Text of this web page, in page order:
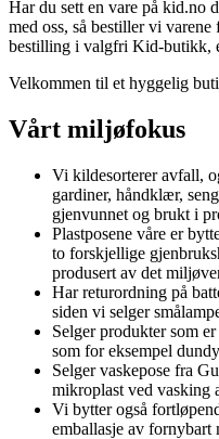
Har du sett en vare på kid.no
med oss, så bestiller vi
bestilling i valgfri Kid-butikk,
Velkommen til et hyggelig
Vårt miljøfokus
Vi kildesorterer avfall,
gardiner, håndklær,
gjenvunnet og brukt i
Plastposene våre er
to forskjellige
produsert av det
Har returordning på
siden vi selger
Selger produkter som
som for eksempel
Selger vaskepose fra
mikroplast ved vasking
Vi bytter også
emballasje av fornybart